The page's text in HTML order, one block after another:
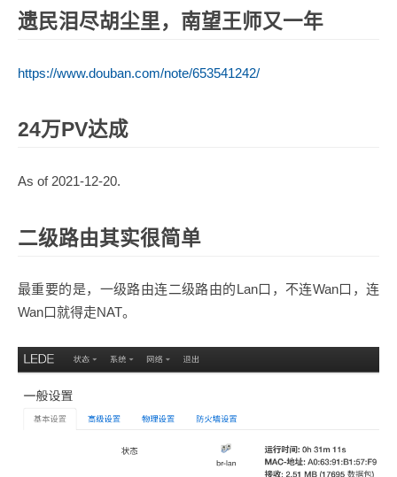
遗民泪尽胡尘里，南望王师又一年
https://www.douban.com/note/653541242/
24万PV达成
As of 2021-12-20.
二级路由其实很简单
最重要的是，一级路由连二级路由的Lan口，不连Wan口，连
Wan口就得走NAT。